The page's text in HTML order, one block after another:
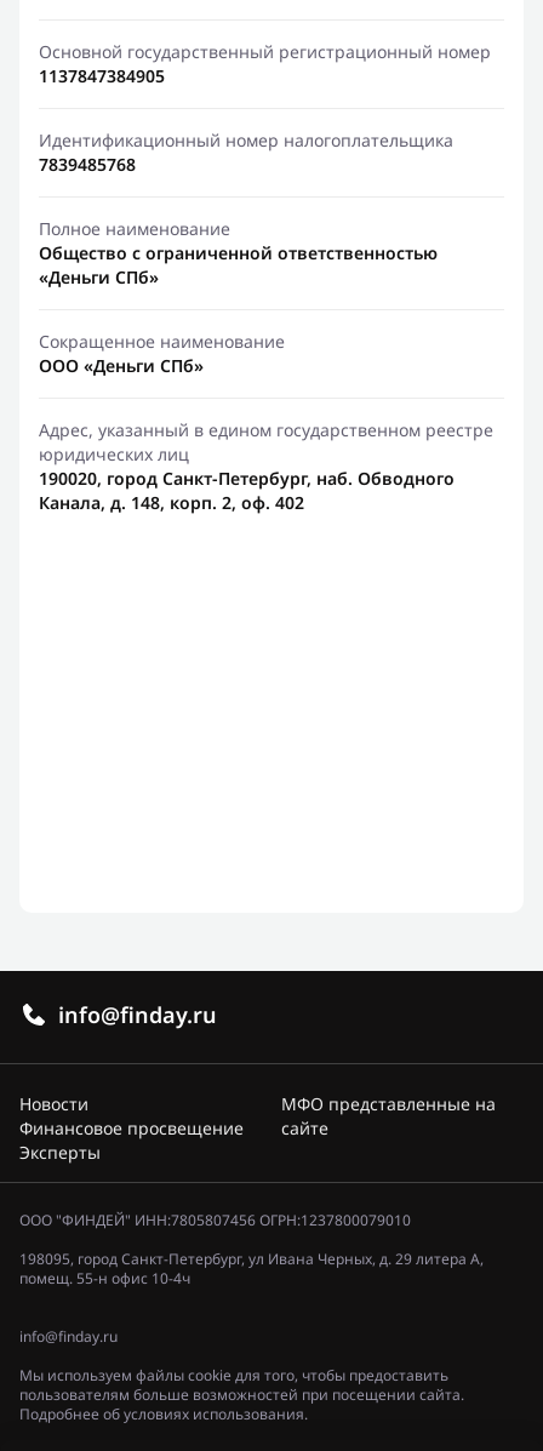
Основной государственный регистрационный номер
1137847384905
Идентификационный номер налогоплательщика
7839485768
Полное наименование
Общество с ограниченной ответственностью
«Деньги СПб»
Сокращенное наименование
ООО «Деньги СПб»
Адрес, указанный в едином государственном реестре
юридических лиц
190020, город Санкт-Петербург, наб. Обводного
Канала, д. 148, корп. 2, оф. 402
info@finday.ru
Новости
Финансовое просвещение
Эксперты
МФО представленные на
сайте
ООО "ФИНДЕЙ" ИНН:7805807456 ОГРН:1237800079010
198095, город Санкт-Петербург, ул Ивана Черных, д. 29 литера А,
помещ. 55-н офис 10-4ч
info@finday.ru
Мы используем файлы cookie для того, чтобы предоставить
пользователям больше возможностей при посещении сайта.
Подробнее об условиях использования.